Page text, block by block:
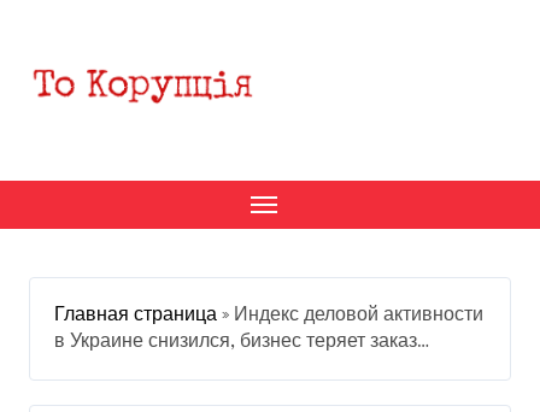
содержанию
Главная страница » Индекс деловой активности
в Украине снизился, бизнес теряет заказ…